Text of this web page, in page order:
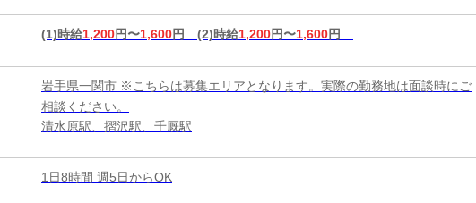
(1)時給1,200円〜1,600円 (2)時給1,200円〜1,600円
岩手県一関市 ※こちらは募集エリアとなります。実際の勤務地は面談時にご
相談ください。
清水原駅、摺沢駅、千厩駅
1日8時間 週5日からOK